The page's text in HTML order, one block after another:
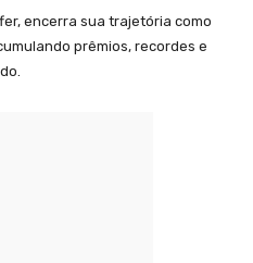
encerra sua trajetória como
prêmios, recordes e